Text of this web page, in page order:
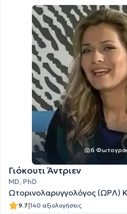
6
Γιόκουτι Άντριεν
MD, PhD
Ωτορινολαρυγγολόγος (ΩΡΛ)
9.7|140 αξιολογήσεις